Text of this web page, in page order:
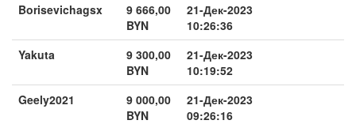
Borisevichagsx
9 666,00
BYN
21-Дек-2023
10:26:36
Yakuta
9 300,00
BYN
21-Дек-2023
10:19:52
Geely2021
9 000,00
BYN
21-Дек-2023
09:26:16